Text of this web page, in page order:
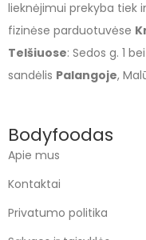
lieknėjimui prekyba tiek
fizinėse parduotuvėse
Telšiuose: Sedos g. 1
sandėlis Palangoje,
Bodyfoodas
Apie mus
Kontaktai
Privatumo politika